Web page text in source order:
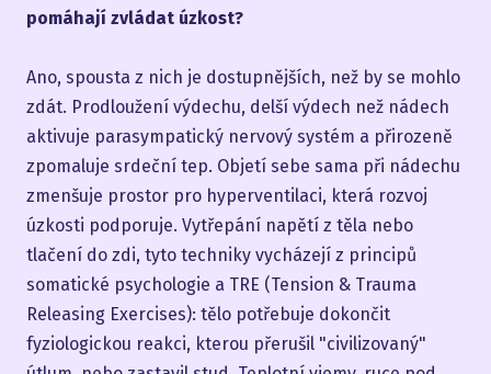
pomáhají zvládat úzkost?
Ano, spousta z nich je dostupnějších, než by se mohlo
zdát. Prodloužení výdechu, delší výdech než nádech
aktivuje parasympatický nervový systém a přirozeně
zpomaluje srdeční tep. Objetí sebe sama při nádechu
zmenšuje prostor pro hyperventilaci, která rozvoj
úzkosti podporuje. Vytřepání napětí z těla nebo
tlačení do zdi, tyto techniky vycházejí z principů
somatické psychologie a TRE (Tension & Trauma
Releasing Exercises): tělo potřebuje dokončit
fyziologickou reakci, kterou přerušil "civilizovaný"